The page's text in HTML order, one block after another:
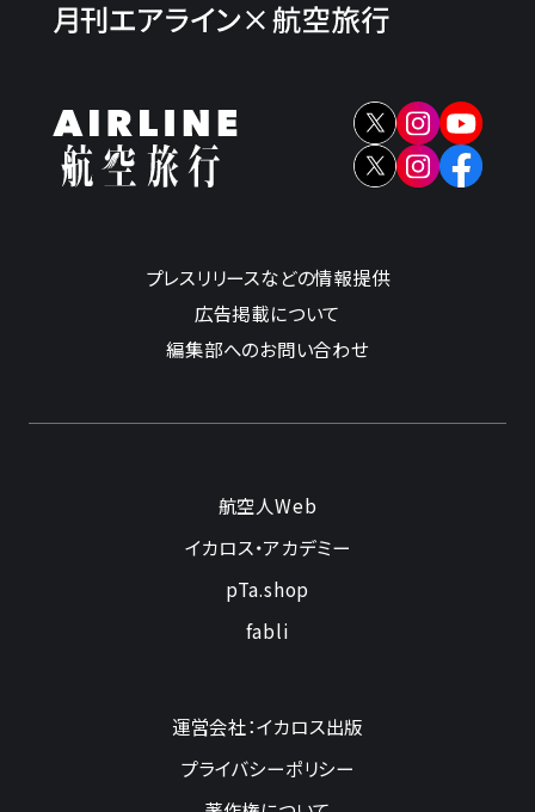
プレスリリースなどの情報提供
広告掲載について
編集部へのお問い合わせ
航空人Web
イカロス・アカデミー
pTa.shop
fabli
運営会社：イカロス出版
プライバシーポリシー